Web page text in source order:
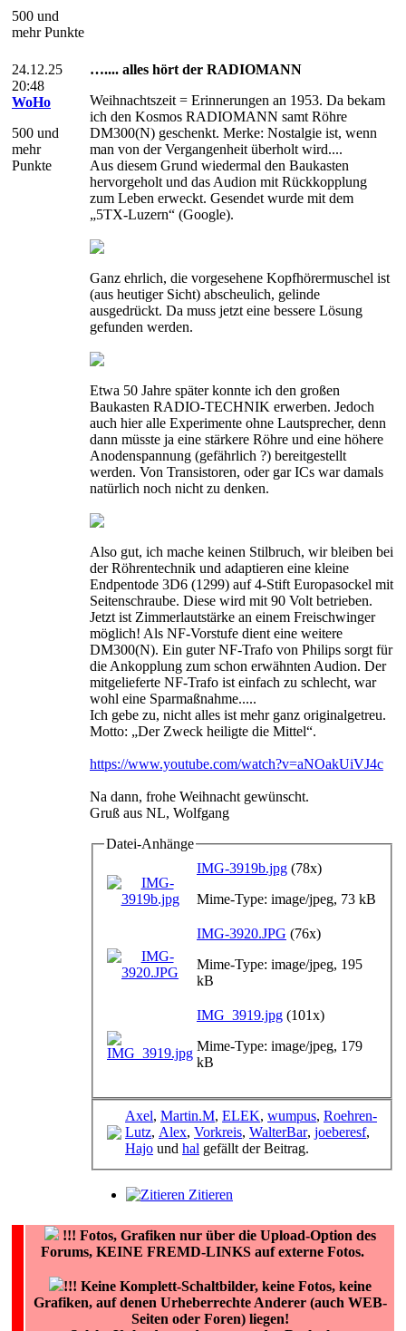
500 und
mehr Punkte
24.12.25
20:48
WoHo
500 und
mehr
Punkte
….... alles hört der RADIOMANN
Weihnachtszeit = Erinnerungen an 1953. Da bekam
ich den Kosmos RADIOMANN samt Röhre
DM300(N) geschenkt. Merke: Nostalgie ist, wenn
man von der Vergangenheit überholt wird....
Aus diesem Grund wiedermal den Baukasten
hervorgeholt und das Audion mit Rückkopplung
zum Leben erweckt. Gesendet wurde mit dem
„5TX-Luzern“ (Google).
Ganz ehrlich, die vorgesehene Kopfhörermuschel ist
(aus heutiger Sicht) abscheulich, gelinde
ausgedrückt. Da muss jetzt eine bessere Lösung
gefunden werden.
Etwa 50 Jahre später konnte ich den großen
Baukasten RADIO-TECHNIK erwerben. Jedoch
auch hier alle Experimente ohne Lautsprecher, denn
dann müsste ja eine stärkere Röhre und eine höhere
Anodenspannung (gefährlich ?) bereitgestellt
werden. Von Transistoren, oder gar ICs war damals
natürlich noch nicht zu denken.
Also gut, ich mache keinen Stilbruch, wir bleiben bei
der Röhrentechnik und adaptieren eine kleine
Endpentode 3D6 (1299) auf 4-Stift Europasockel mit
Seitenschraube. Diese wird mit 90 Volt betrieben.
Jetzt ist Zimmerlautstärke an einem Freischwinger
möglich! Als NF-Vorstufe dient eine weitere
DM300(N). Ein guter NF-Trafo von Philips sorgt für
die Ankopplung zum schon erwähnten Audion. Der
mitgelieferte NF-Trafo ist einfach zu schlecht, war
wohl eine Sparmaßnahme.....
Ich gebe zu, nicht alles ist mehr ganz originalgetreu.
Motto: „Der Zweck heiligte die Mittel“.
https://www.youtube.com/watch?v=aNOakUiVJ4c
Na dann, frohe Weihnacht gewünscht.
Gruß aus NL, Wolfgang
Datei-Anhänge
IMG-3919b.jpg (78x)
Mime-Type: image/jpeg, 73 kB
IMG-3920.JPG (76x)
Mime-Type: image/jpeg, 195
kB
IMG_3919.jpg (101x)
Mime-Type: image/jpeg, 179
kB
Axel, Martin.M, ELEK, wumpus, Roehren-
Lutz, Alex, Vorkreis, WalterBar, joeberesf,
Hajo und hal gefällt der Beitrag.
Zitieren
!!! Fotos, Grafiken nur über die Upload-Option des
Forums, KEINE FREMD-LINKS auf externe Fotos.
!!! Keine Komplett-Schaltbilder, keine Fotos, keine
Grafiken, auf denen Urheberrechte Anderer (auch WEB-
Seiten oder Foren) liegen!